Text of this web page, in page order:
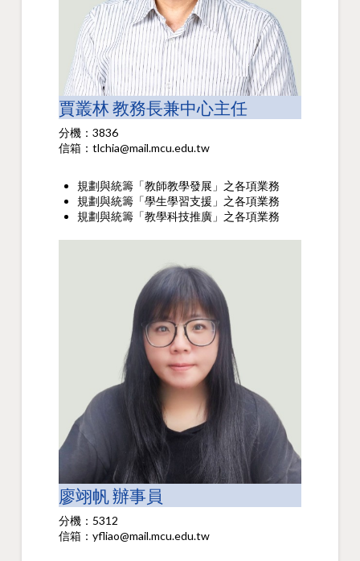
賈叢林 教務長兼中心主任
分機：3836
信箱：tlchia@mail.mcu.edu.tw
規劃與統籌「教師教學發展」之各項業務
規劃與統籌「學生學習支援」之各項業務
規劃與統籌「教學科技推廣」之各項業務
廖翊帆 辦事員
分機：5312
信箱：yfliao@mail.mcu.edu.tw